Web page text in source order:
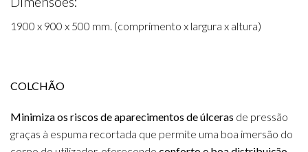
1900 x 900 x 500 mm. (comprimento x largura x altura)
COLCHÃO
Minimiza os riscos de aparecimentos de úlceras de pressão
graças à espuma recortada que permite uma boa imersão do